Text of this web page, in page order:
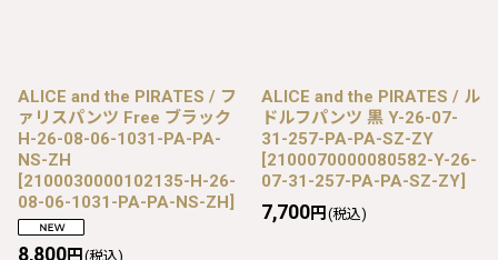
ALICE and the PIRATES / フ
ァリスパンツ Free ブラック
H-26-08-06-1031-PA-PA-
NS-ZH
[2100030000102135-H-26-
08-06-1031-PA-PA-NS-ZH]
8,800円 (税込)
ALICE and the PIRATES / ル
ドルフパンツ 黒 Y-26-07-
31-257-PA-PA-SZ-ZY
[2100070000080582-Y-26-
07-31-257-PA-PA-SZ-ZY]
7,700円 (税込)